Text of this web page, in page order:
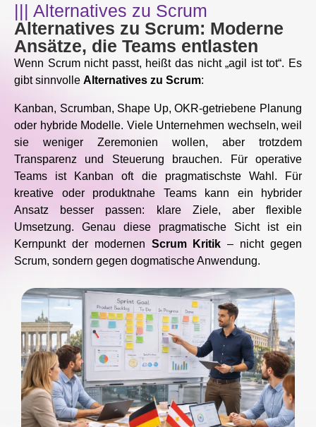
||| Alternatives zu Scrum
Alternatives zu Scrum: Moderne
Ansätze, die Teams entlasten
Wenn Scrum nicht passt, heißt das nicht „agil ist tot“. Es
gibt sinnvolle Alternatives zu Scrum:
Kanban, Scrumban, Shape Up, OKR-getriebene Planung
oder hybride Modelle. Viele Unternehmen wechseln, weil
sie weniger Zeremonien wollen, aber trotzdem
Transparenz und Steuerung brauchen. Für operative
Teams ist Kanban oft die pragmatischste Wahl. Für
kreative oder produktnahe Teams kann ein hybrider
Ansatz besser passen: klare Ziele, aber flexible
Umsetzung. Genau diese pragmatische Sicht ist ein
Kernpunkt der modernen Scrum Kritik – nicht gegen
Scrum, sondern gegen dogmatische Anwendung.